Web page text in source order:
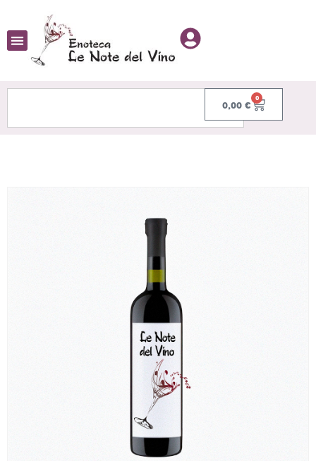
0,00 €
0